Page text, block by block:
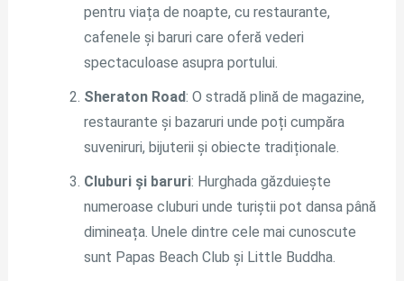
pentru viața de noapte, cu restaurante,
cafenele și baruri care oferă vederi
spectaculoase asupra portului.
Sheraton Road: O stradă plină de magazine,
restaurante și bazaruri unde poți cumpăra
suveniruri, bijuterii și obiecte tradiționale.
Cluburi și baruri: Hurghada găzduiește
numeroase cluburi unde turiștii pot dansa până
dimineața. Unele dintre cele mai cunoscute
sunt Papas Beach Club și Little Buddha.